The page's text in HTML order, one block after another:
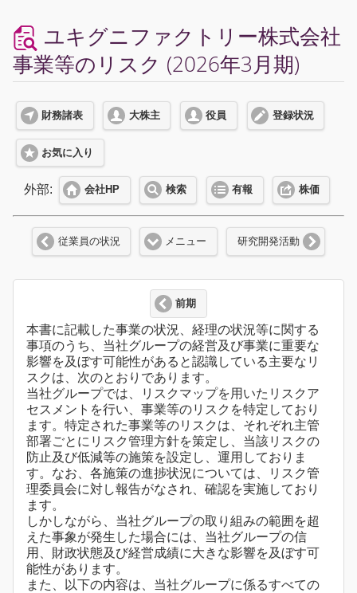
ユキグニファクトリー株式会社
事業等のリスク (2026年3月期)
財務諸表 大株主 役員 登録状況
お気に入り
外部: 会社HP 検索 有報 株価
従業員の状況 メニュー 研究開発活動
前期
本書に記載した事業の状況、経理の状況等に関する
事項のうち、当社グループの経営及び事業に重要な
影響を及ぼす可能性があると認識している主要なリ
スクは、次のとおりであります。
当社グループでは、リスクマップを用いたリスクア
セスメントを行い、事業等のリスクを特定しており
ます。特定された事業等のリスクは、それぞれ主管
部署ごとにリスク管理方針を策定し、当該リスクの
防止及び低減等の施策を設定し、運用しておりま
す。なお、各施策の進捗状況については、リスク管
理委員会に対し報告がなされ、確認を実施しており
ます。
しかしながら、当社グループの取り組みの範囲を超
えた事象が発生した場合には、当社グループの信
用、財政状態及び経営成績に大きな影響を及ぼす可
能性があります。
また、以下の内容は、当社グループに係るすべての